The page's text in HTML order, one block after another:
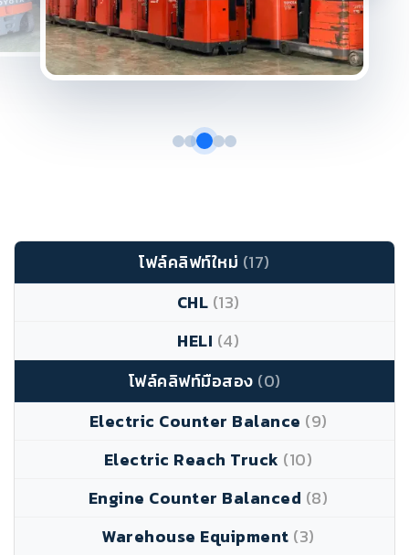
โฟล์คลิฟท์ใหม่ (17)
CHL (13)
HELI (4)
โฟล์คลิฟท์มือสอง (0)
Electric Counter Balance (9)
Electric Reach Truck (10)
Engine Counter Balanced (8)
Warehouse Equipment (3)